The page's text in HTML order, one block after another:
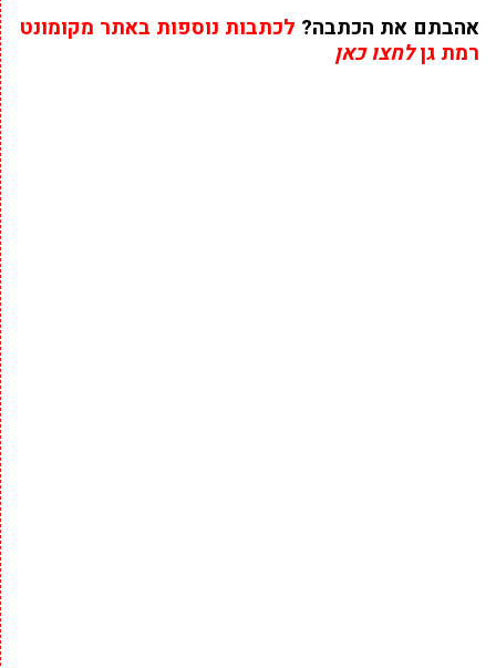
אהבתם את הכתבה? לכתבות נוספות באתר מקומונט
רמת גןלחצו כאן